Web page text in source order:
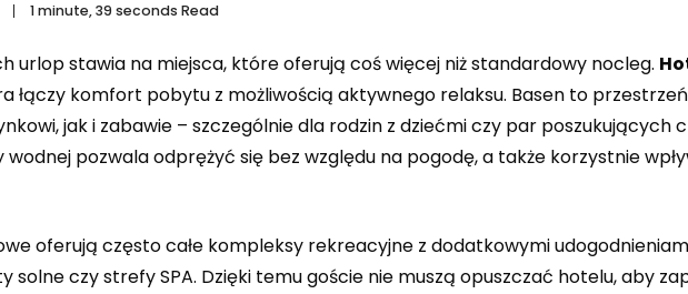
1 minute, 39 seconds Read
urlop stawia na miejsca, które oferują coś więcej niż standardowy nocleg.
łączy komfort pobytu z możliwością aktywnego relaksu. Basen to przestrzeń
jak i zabawie – szczególnie dla rodzin z dziećmi czy par poszukujących
pozwala odprężyć się bez względu na pogodę, a także korzystnie
oferują często całe kompleksy rekreacyjne z dodatkowymi
solne czy strefy SPA. Dzięki temu goście nie muszą opuszczać hotelu, aby